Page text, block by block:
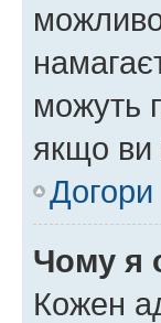
можуть
якщо ви
Догори
Чому я
Кожен